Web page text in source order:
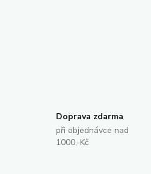
Doprava zdarma
při objednávce nad
1000,-Kč